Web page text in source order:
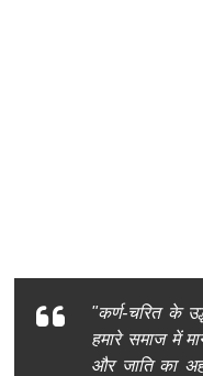
"कर्ण-चरित के
हमारे समाज में
और जाति का